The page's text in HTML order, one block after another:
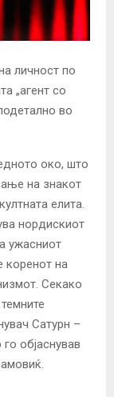
личност по
„агент со
во
око, што
на знакот
елита.
нордискиот
ужасниот
коренoт на
Секако
Сатурн –
објаснував